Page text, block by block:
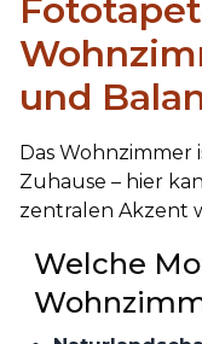
und
Das Wohnzimmer
Zuhause – hier
zentralen Akzent
Welche